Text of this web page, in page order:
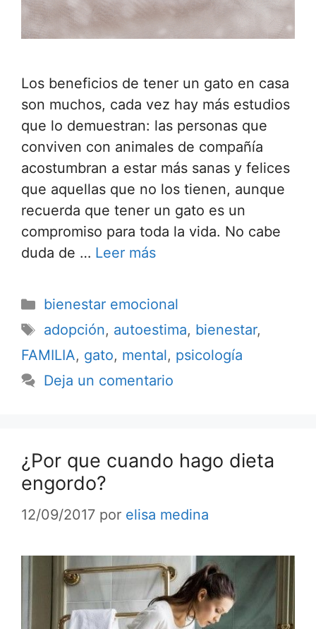
Los beneficios de tener un gato en casa
son muchos, cada vez hay más estudios
que lo demuestran: las personas que
conviven con animales de compañía
acostumbran a estar más sanas y felices
que aquellas que no los tienen, aunque
recuerda que tener un gato es un
compromiso para toda la vida. No cabe
duda de … Leer más
bienestar emocional
adopción, autoestima, bienestar,
FAMILIA, gato, mental, psicología
Deja un comentario
¿Por que cuando hago dieta
engordo?
12/09/2017 por elisa medina